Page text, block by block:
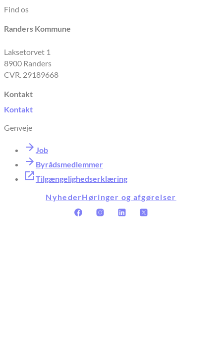
Find os
Randers Kommune
Laksetorvet 1
8900 Randers
CVR. 29189668
Kontakt
Kontakt
Genveje
Job
Byrådsmedlemmer
Tilgængelighedserklæring
NyhederHøringer og afgørelser